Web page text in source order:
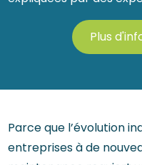
Plus
Parce que l’évolution
entreprises à de